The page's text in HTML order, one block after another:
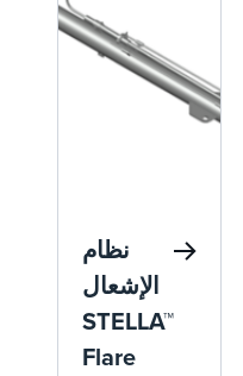
نظام
الإشعال
STELLA™
Flare